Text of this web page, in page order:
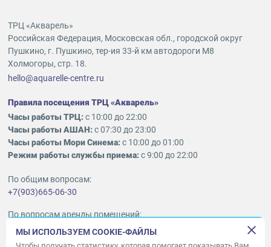
ТРЦ «Акварель»
Российская Федерация, Московская обл., городской округ
Пушкино, г. Пушкино, тер-ия 33-й км автодороги М8
Холмогоры, стр. 18.
hello@aquarelle-centre.ru
Правила посещения ТРЦ «Акварель»
Часы работы ТРЦ:с 10:00 до 22:00
Часы работы АШАН:с 07:30 до 23:00
Часы работы Мори Синема:с 10:00 до 01:00
Режим работы службы приема:с 9:00 до 22:00
По общим вопросам:
+7(903)665-06-30
По вопросам аренды помещений:
ukleykina@nhood.com
+7(903)665-98-78
МЫ ИСПОЛЬЗУЕМ COOKIE-ФАЙЛЫ